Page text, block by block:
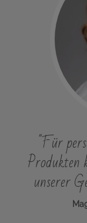
"Für
Produkten
unserer